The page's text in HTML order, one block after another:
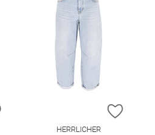
ZUR WUNSCHLISTE HINZUFÜGEN
ZUR
HERRLICHER